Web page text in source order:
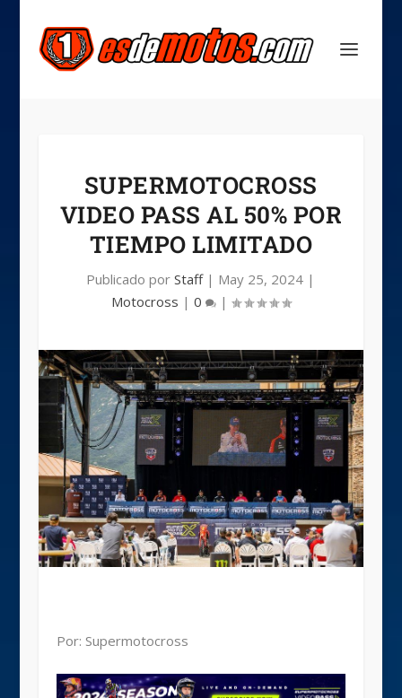
SUPERMOTOCROSS
VIDEO PASS AL 50% POR
TIEMPO LIMITADO
Publicado porStaff| May 25, 2024 |
Motocross | 0 |
Por: Supermotocross